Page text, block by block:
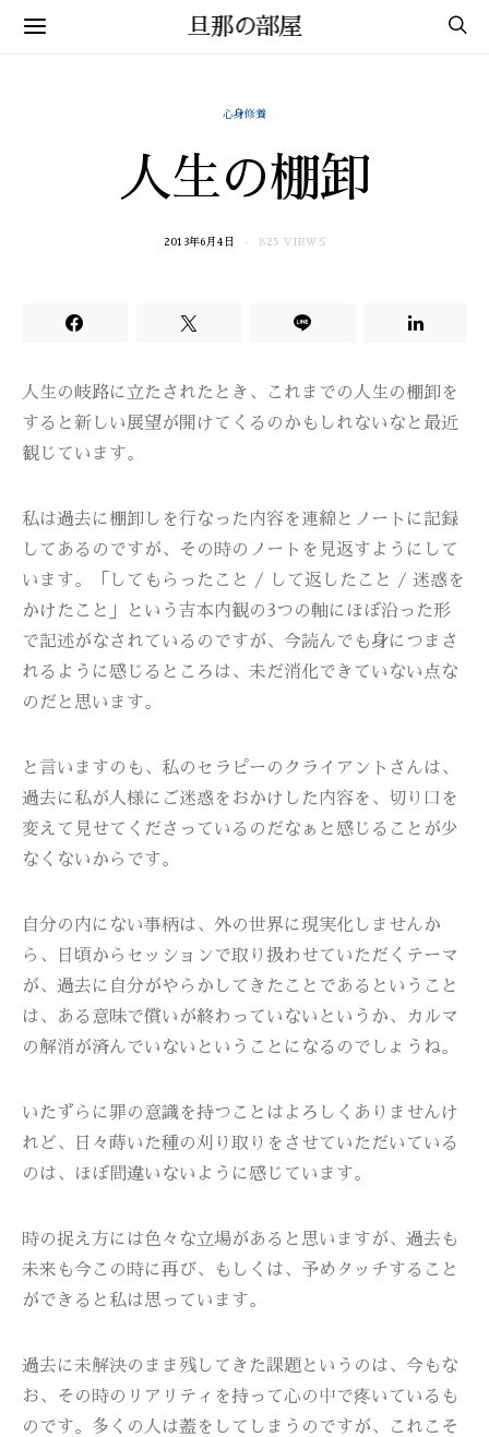
旦那の部屋
心身修養
人生の棚卸
2013年6月4日 825 VIEWS
人生の岐路に立たされたとき、これまでの人生の棚卸を
すると新しい展望が開けてくるのかもしれないなと最近
観じています。
私は過去に棚卸しを行なった内容を連綿とノートに記録
してあるのですが、その時のノートを見返すようにして
います。「してもらったこと / して返したこと / 迷惑を
かけたこと」という吉本内観の3つの軸にほぼ沿った形
で記述がなされているのですが、今読んでも身につまさ
れるように感じるところは、未だ消化できていない点な
のだと思います。
と言いますのも、私のセラピーのクライアントさんは、
過去に私が人様にご迷惑をおかけした内容を、切り口を
変えて見せてくださっているのだなぁと感じることが少
なくないからです。
自分の内にない事柄は、外の世界に現実化しませんか
ら、日頃からセッションで取り扱わせていただくテーマ
が、過去に自分がやらかしてきたことであるということ
は、ある意味で償いが終わっていないというか、カルマ
の解消が済んでいないということになるのでしょうね。
いたずらに罪の意識を持つことはよろしくありませんけ
れど、日々蒔いた種の刈り取りをさせていただいている
のは、ほぼ間違いないように感じています。
時の捉え方には色々な立場があると思いますが、過去も
未来も今この時に再び、もしくは、予めタッチすること
ができると私は思っています。
過去に未解決のまま残してきた課題というのは、今もな
お、その時のリアリティを持って心の中で疼いているも
のです。多くの人は蓋をしてしまうのですが、これこそ